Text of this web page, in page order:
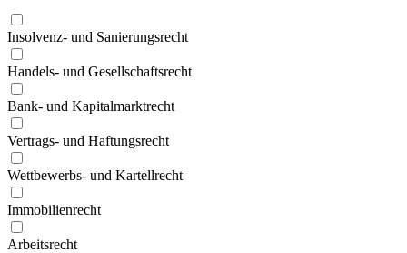
Insolvenz- und Sanierungsrecht
Handels- und Gesellschaftsrecht
Bank- und Kapitalmarktrecht
Vertrags- und Haftungsrecht
Wettbewerbs- und Kartellrecht
Immobilienrecht
Arbeitsrecht